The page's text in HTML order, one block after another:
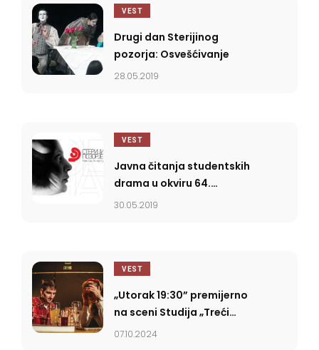
VEST
Drugi dan Sterijinog
pozorja: Osvešćivanje
28.05.2019
VEST
Javna čitanja studentskih
drama u okviru 64.
Sterijinog pozorja
30.05.2019
VEST
„Utorak 19:30” premijerno
na sceni Studija „Treći
Rog” u Novom Sadu
07.10.2024